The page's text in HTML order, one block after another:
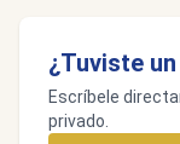
¿Tuviste
Escríbele
privado.